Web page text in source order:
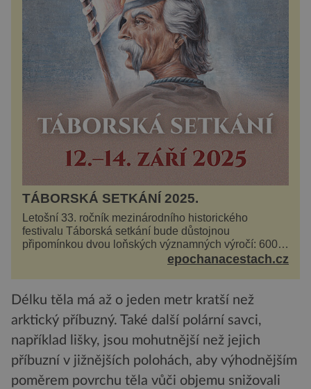
TÁBORSKÁ SETKÁNÍ 2025.
Letošní 33. ročník mezinárodního historického
festivalu Táborská setkání bude důstojnou
připomínkou dvou loňských významných výročí: 600
let od úmrtí nikdy v poli neporaženého hejtmana Jana
epochanacestach.cz
Délku těla má až o jeden metr kratší než
arktický příbuzný. Také další polární savci,
například lišky, jsou mohutnější než jejich
příbuzní v jižnějších polohách, aby výhodnějším
poměrem povrchu těla vůči objemu snižovali